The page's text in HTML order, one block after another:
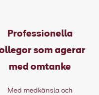
Professionella
som agerar
med omtanke
Med medkänsla och